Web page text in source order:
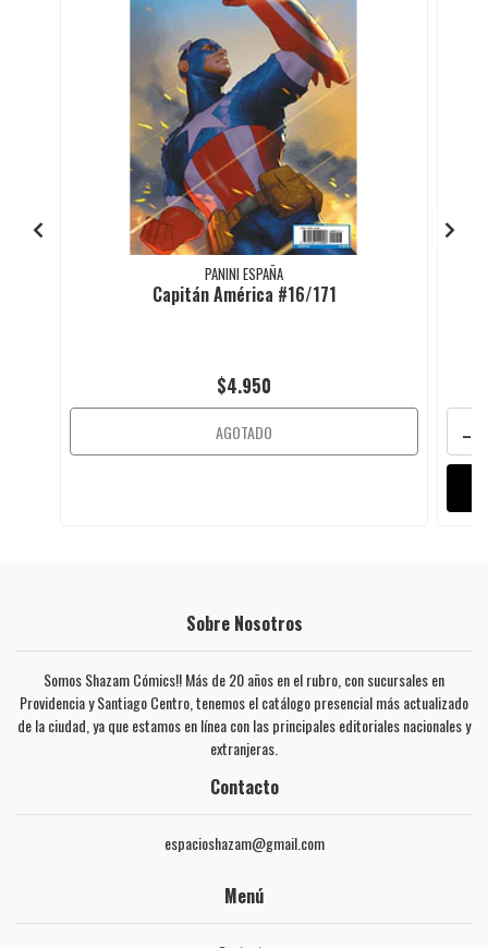
PANINI ESPAÑA
Capitán América #16/171
$4.950
AGOTADO -
Sobre Nosotros
Somos Shazam Cómics!! Más de 20 años en el rubro, con sucursales en
Providencia y Santiago Centro, tenemos el catálogo presencial más actualizado
de la ciudad, ya que estamos en línea con las principales editoriales nacionales y
extranjeras.
Contacto
espacioshazam@gmail.com
Menú